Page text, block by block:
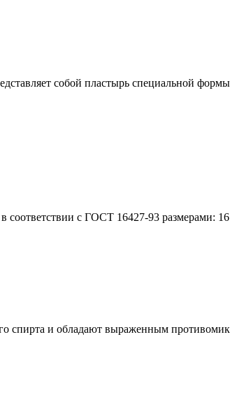
собой пластырь специальной
соответствии с ГОСТ 16427-93 размерами:
спирта и обладают выраженным